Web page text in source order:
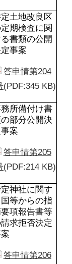
土地改良区
期検査に関
書類の公開
事案
答申情第204
(PDF:345 KB)
所備付け書
部分公開決
案
答申情第205
(PDF:214 KB)
神社に関す
国等からの指
項報告書等
求拒否決定
答申情第206